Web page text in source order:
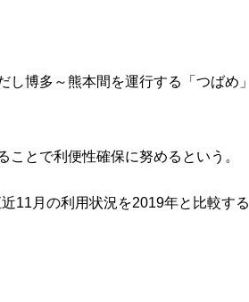
博多～熊本間を運行する「つばめ」
とで利便性確保に努めるという。
11月の利用状況を2019年と比較する